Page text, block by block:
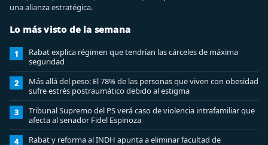
una alianza estratégica.
Lo más visto de la semana
1
Rabat explica régimen que tendrían las cárceles de máxima
seguridad
2
Más allá del peso: El 78% de las personas que viven con obesidad
sufre estrés postraumático debido al estigma
3
Tribunal Supremo del PS verá caso de violencia intrafamiliar que
afecta al senador Fidel Espinoza
4
Rabat y reforma al INDH apunta a eliminar facultad de